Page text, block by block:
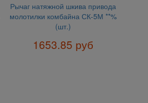
Рычаг натяжной шкива привода
молотилки комбайна СК-5М **%
(шт.)
1653.85 руб